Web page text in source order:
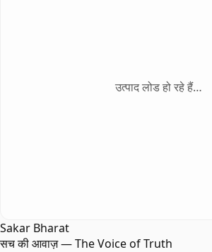
उत्पाद लोड हो रहे हैं…
Sakar Bharat
सच की आवाज़ — The Voice of Truth